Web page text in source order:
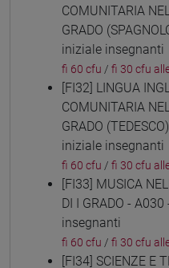
COMUNITARIA
GRADO
iniziale insegnanti
fi 60 cfu / fi 30 cfu
[FI32] LINGUA
COMUNITARIA
GRADO
iniziale insegnanti
fi 60 cfu / fi 30 cfu
[FI33] MUSICA
DI I GRADO -
insegnanti
fi 60 cfu / fi 30 cfu
[FI34] SCIENZE E